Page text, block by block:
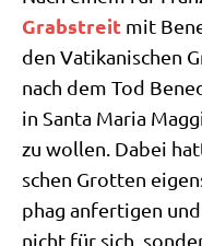
Grab­streit mit
den Vati­ka­ni­schen
nach dem Tod
in San­ta Maria
zu wol­len. Dabei
schen Grot­ten
phag anfer­ti­gen
nicht für sich,